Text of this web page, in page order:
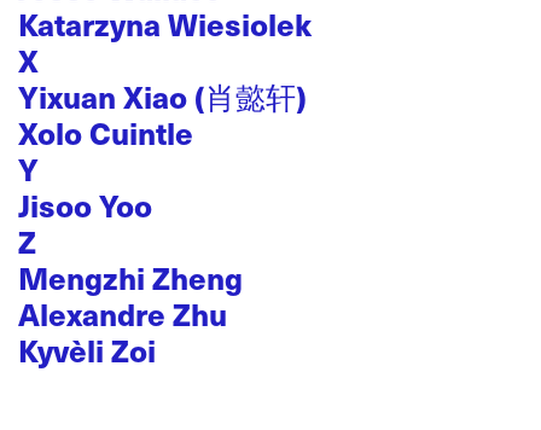
Katarzyna Wiesiolek
X
Yixuan Xiao (肖懿轩)
Xolo Cuintle
Y
Jisoo Yoo
Z
Mengzhi Zheng
Alexandre Zhu
Kyvèli Zoi